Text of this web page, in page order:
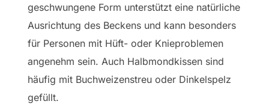
geschwungene Form unterstützt eine natürliche
Ausrichtung des Beckens und kann besonders
für Personen mit Hüft- oder Knieproblemen
angenehm sein. Auch Halbmondkissen sind
häufig mit Buchweizenstreu oder Dinkelspelz
gefüllt.